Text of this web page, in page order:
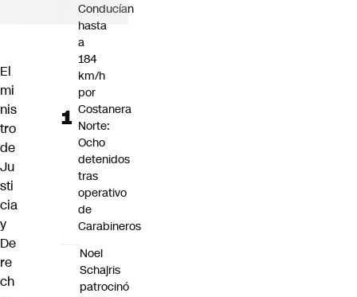
El
mi
nis
tro
de
Ju
sti
cia
y
De
re
ch
Conducían
hasta
a
184
km/h
por
Costanera
Norte:
Ocho
detenidos
tras
operativo
de
Carabineros
Noel
Schajris
patrocinó